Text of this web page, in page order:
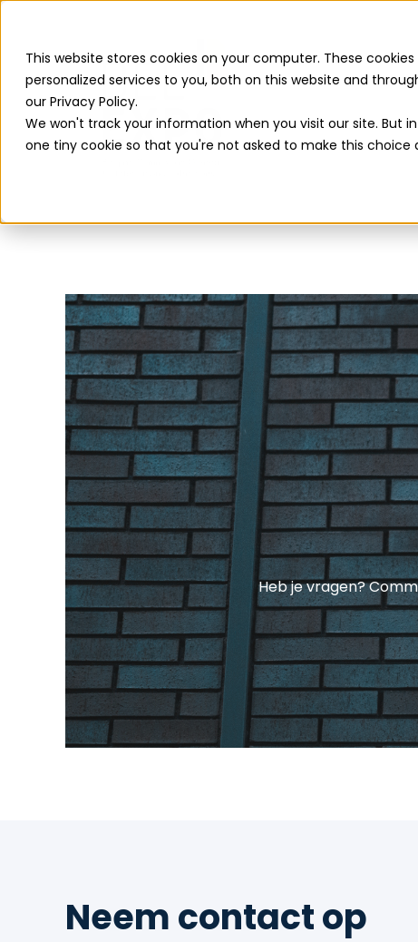
This website stores cookies on your computer. These
personalized services to you, both on this website and
our Privacy Policy.
We won't track your information when you visit our site. But
one tiny cookie so that you're not asked to make this choice
Heb je vragen?
Neem contact op